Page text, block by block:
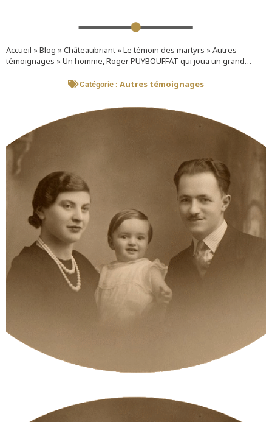
Accueil »Blog »Châteaubriant »Le témoin des martyrs »Autres
témoignages »Un homme, Roger PUYBOUFFAT qui joua un grand…
Catégorie : Autres témoignages